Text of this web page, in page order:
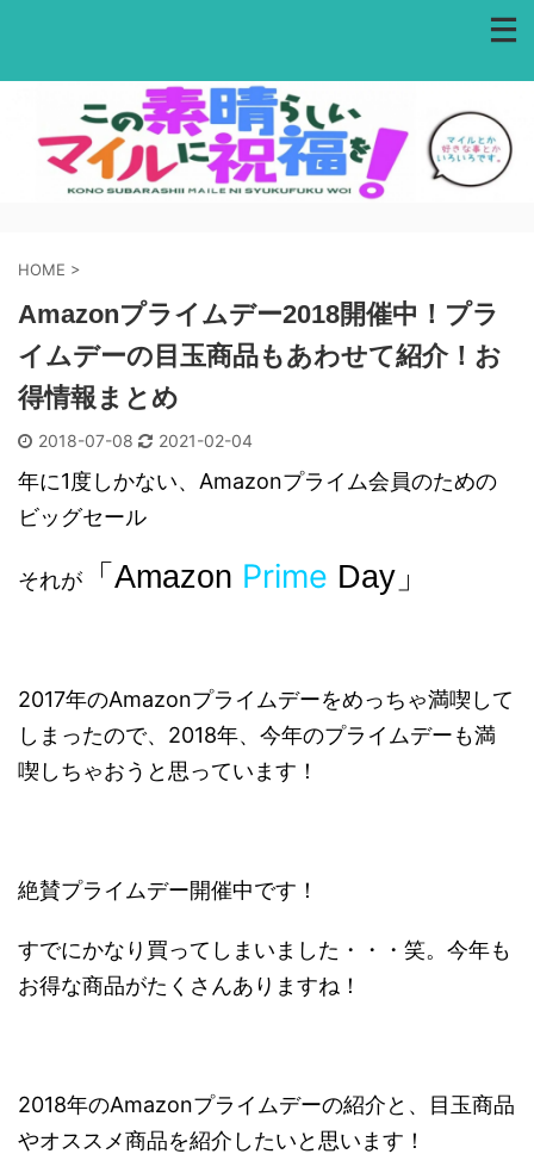
HOME >
Amazonプライムデー2018開催中！プラ
イムデーの目玉商品もあわせて紹介！お
得情報まとめ
2018-07-08 2021-02-04
年に1度しかない、Amazonプライム会員のための
ビッグセール
それが 「Amazon Prime Day 」
2017年のAmazonプライムデーをめっちゃ満喫して
しまったので、2018年、今年のプライムデーも満
喫しちゃおうと思っています！
絶賛プライムデー開催中です！
すでにかなり買ってしまいました・・・笑。今年も
お得な商品がたくさんありますね！
2018年のAmazonプライムデーの紹介と、目玉商品
やオススメ商品を紹介したいと思います！